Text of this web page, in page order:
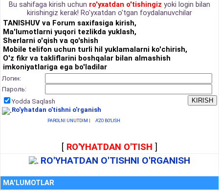
Bu sahifaga kirish uchun ro'yxatdan o'tishingiz yoki login bilan
kirishingiz kerak! Ro'yxatdan o'tgan foydalanuvchilar
TANISHUV va Forum saxifasiga kirish,
Ma'lumotlarni yuqori tezlikda yuklash,
Sherlarni o'qish va qo'shish
Mobile telifon uchun turli hil yuklamalarni ko'chirish,
O'z fikr va takliflarini boshqalar bilan almashish
imkoniyatlariga ega bo'ladilar
Логин:
Пароль:
Yodda Saqlash
Ro'yhatdan o'tishni o'rganish
PAROLNI UNUTDIM | A'ZO BO'LISH
[ RO'YHATDAN O'TISH ]
RO'YHATDAN O'TISHNI O'RGANISH
MA'LUMOTLAR